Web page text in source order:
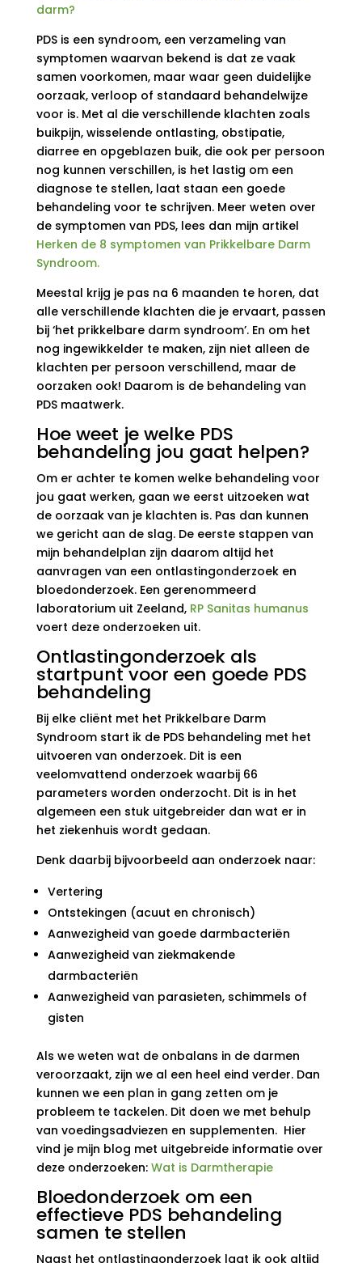
darm?
PDS is een syndroom, een verzameling van
symptomen waarvan bekend is dat ze vaak
samen voorkomen, maar waar geen duidelijke
oorzaak, verloop of standaard behandelwijze
voor is. Met al die verschillende klachten zoals
buikpijn, wisselende ontlasting, obstipatie,
diarree en opgeblazen buik, die ook per persoon
nog kunnen verschillen, is het lastig om een
diagnose te stellen, laat staan een goede
behandeling voor te schrijven. Meer weten over
de symptomen van PDS, lees dan mijn artikel
Herken de 8 symptomen van Prikkelbare Darm
Syndroom.
Meestal krijg je pas na 6 maanden te horen, dat
alle verschillende klachten die je ervaart, passen
bij ‘het prikkelbare darm syndroom’. En om het
nog ingewikkelder te maken, zijn niet alleen de
klachten per persoon verschillend, maar de
oorzaken ook! Daarom is de behandeling van
PDS maatwerk.
Hoe weet je welke PDS
behandeling jou gaat helpen?
Om er achter te komen welke behandeling voor
jou gaat werken, gaan we eerst uitzoeken wat
de oorzaak van je klachten is. Pas dan kunnen
we gericht aan de slag. De eerste stappen van
mijn behandelplan zijn daarom altijd het
aanvragen van een ontlastingonderzoek en
bloedonderzoek. Een gerenommeerd
laboratorium uit Zeeland, RP Sanitas humanus
voert deze onderzoeken uit.
Ontlastingonderzoek als
startpunt voor een goede PDS
behandeling
Bij elke cliënt met het Prikkelbare Darm
Syndroom start ik de PDS behandeling met het
uitvoeren van onderzoek. Dit is een
veelomvattend onderzoek waarbij 66
parameters worden onderzocht. Dit is in het
algemeen een stuk uitgebreider dan wat er in
het ziekenhuis wordt gedaan.
Denk daarbij bijvoorbeeld aan onderzoek naar:
Vertering
Ontstekingen (acuut en chronisch)
Aanwezigheid van goede darmbacteriën
Aanwezigheid van ziekmakende
darmbacteriën
Aanwezigheid van parasieten, schimmels of
gisten
Als we weten wat de onbalans in de darmen
veroorzaakt, zijn we al een heel eind verder. Dan
kunnen we een plan in gang zetten om je
probleem te tackelen. Dit doen we met behulp
van voedingsadviezen en supplementen. Hier
vind je mijn blog met uitgebreide informatie over
deze onderzoeken: Wat is Darmtherapie
Bloedonderzoek om een
effectieve PDS behandeling
samen te stellen
Naast het ontlastingonderzoek laat ik ook altijd